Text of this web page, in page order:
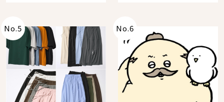
No.5 No.6